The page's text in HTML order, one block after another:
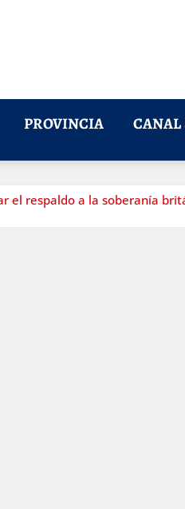
PROVINCIA CANAL
el respaldo a la soberanía